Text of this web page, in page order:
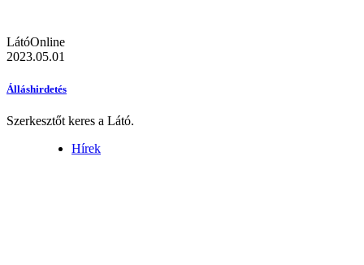
LátóOnline
2023.05.01
Álláshirdetés
Szerkesztőt keres a Látó.
Hírek